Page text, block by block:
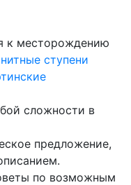
к месторождению
ступени
сложности в
предложение,
по возможным